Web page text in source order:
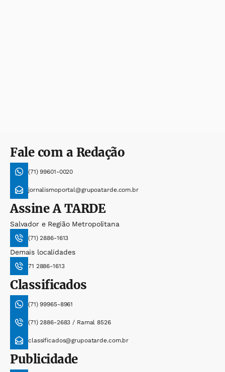
Fale com a Redação
(71) 99601-0020
jornalismoportal@grupoatarde.com.br
AssineA TARDE
Salvador e Região Metropolitana
(71) 2886-1613
Demais localidades
71 2886-1613
Classificados
(71) 99965-8961
(71) 2886-2683 / Ramal 8526
classificados@grupoatarde.com.br
Publicidade